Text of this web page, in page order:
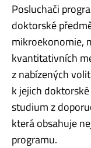
Posluchači
doktorské
mikroekonomie,
kvantitativních
z nabízených
k jejich
studium z
která obsahuje
programu.